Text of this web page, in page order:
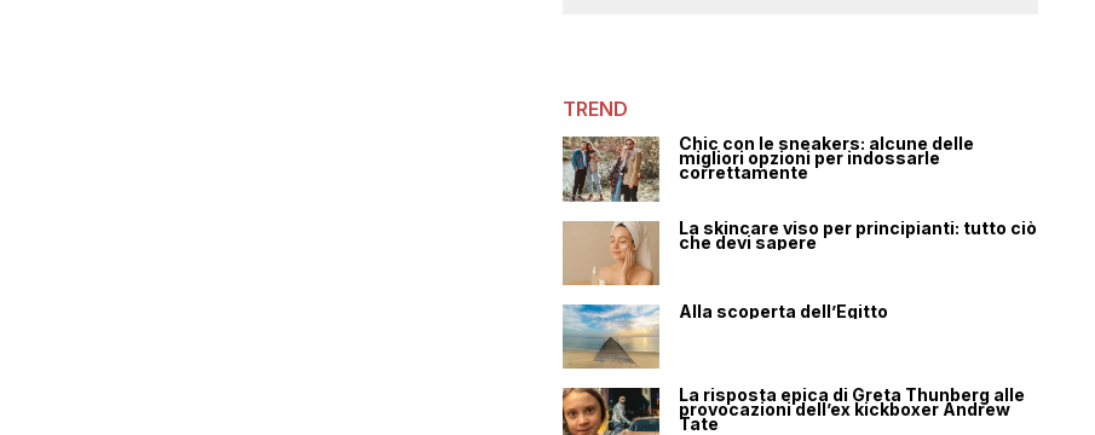
TREND
Chic con le sneakers: alcune delle
migliori opzioni per indossarle
correttamente
La skincare viso per principianti: tutto ciò
che devi sapere
Alla scoperta dell’Egitto
La risposta epica di Greta Thunberg alle
provocazioni dell’ex kickboxer Andrew
Tate